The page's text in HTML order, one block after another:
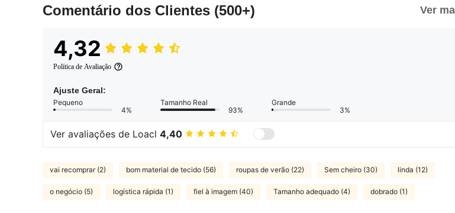
Comentário dos Clientes (500+) Ver
4,32
Política de Avaliação
Ajuste Geral:
Pequeno
4%
Tamanho Real
93%
Grande
3%
Ver avaliações de Loacl 4,40
vai recomprar (2) bom material de tecido (56) roupas de verão (22) Sem cheiro (30) linda (12)
o negócio (5) logística rápida (1) fiel à imagem (40) Tamanho adequado (4) dobrado (1)